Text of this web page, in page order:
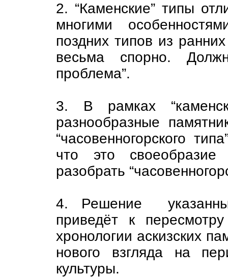
2. “Каменские” типы
многими
поздних типов из
весьма спорно.
проблема”.
3. В рамках
разнообразные
“часовенногорского
что это
разобрать
4. Решение
приведёт к
хронологии аскизских
нового взгляда на
культуры.